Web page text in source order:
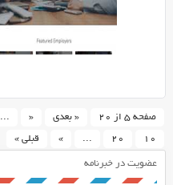
صفحه 5 از 20 « بعدی «
...
10
20
...
» قبلی »
عضویت در خبرنامه